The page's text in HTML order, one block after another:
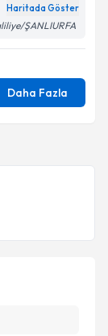
Haritada Göster
ŞANLIURFA
Daha Fazla